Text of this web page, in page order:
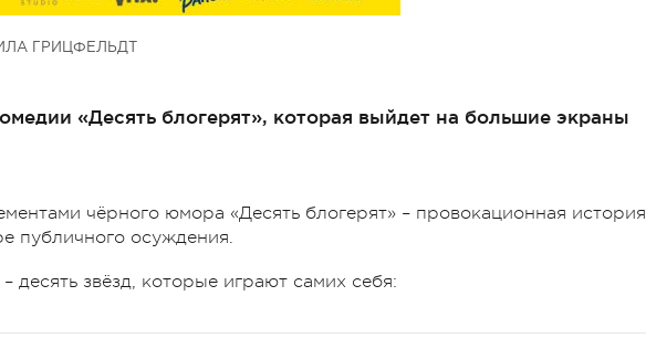
ГРИЦФЕЛЬДТ
«Десять блогерят», которая выйдет на большие экраны
чёрного юмора «Десять блогерят» – провокационная история
публичного осуждения.
десять звёзд, которые играют самих себя: